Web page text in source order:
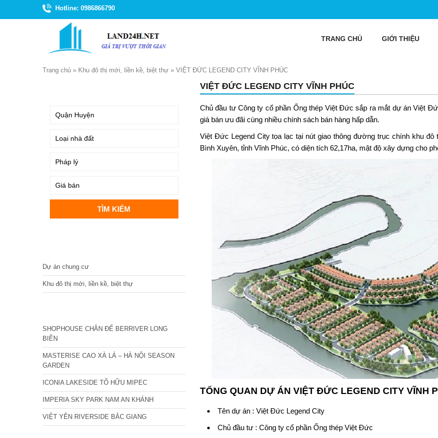
Hotline: 0986866790
TRANG CHỦ GIỚI THIỆU
Trang chủ » Khu đô thị mới, liền kề, biệt thự » VIỆT ĐỨC LEGEND CITY VĨNH PHÚC
VIỆT ĐỨC LEGEND CITY VĨNH PHÚC
Chủ đầu tư Công ty cổ phần Ống thép Việt Đức sắp ra mắt dự ánViệt
giá bán ưu đãi cùng nhiều chính sách bán hàng hấp dẫn.
Việt Đức Legend Citytọa lạc tại nút giao thông đường trục chính khu
Bình Xuyên, tỉnh Vĩnh Phúc, có diện tích 62,17ha, mật độ xây dựng cho
TỔNG QUAN DỰ ÁN VIỆT ĐỨC LEGEND CITY VĨNH
Tên dự án : Việt Đức Legend City
Chủ đầu tư : Công ty cổ phần Ống thép Việt Đức
Dự án chung cư
Khu đô thị mới, liền kề, biệt thự
SHOPHOUSE CHÂN ĐẾ BERRIVER LONG
BIÊN
MASTERISE CAO XÀ LÁ – HÀ NỘI SEASON
GARDEN
ICONIA LAKESIDE TỐ HỮU MIPEC
IMPERIA SKY PARK NAM AN KHÁNH
VIỆT YÊN RIVERSIDE BẮC GIANG